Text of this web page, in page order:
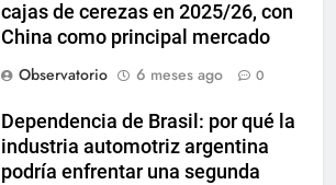
cajas de cerezas en 2025/26, con
China como principal mercado
Observatorio
6 meses ago 0
Dependencia de Brasil: por qué la
industria automotriz argentina
podría enfrentar una segunda